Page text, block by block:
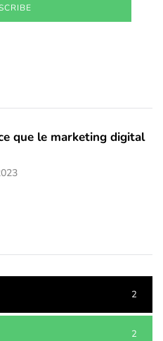
que le marketing digital
2
2